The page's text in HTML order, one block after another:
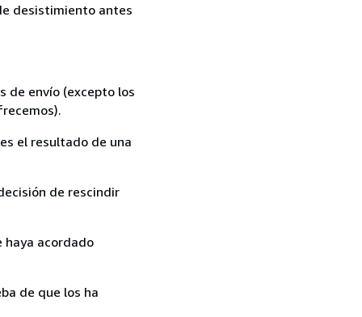
desistimiento antes
de envío (excepto los
el resultado de una
de rescindir
haya acordado
de que los ha